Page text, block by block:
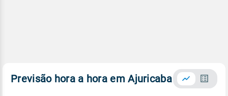
Previsão hora a hora em Ajuricaba